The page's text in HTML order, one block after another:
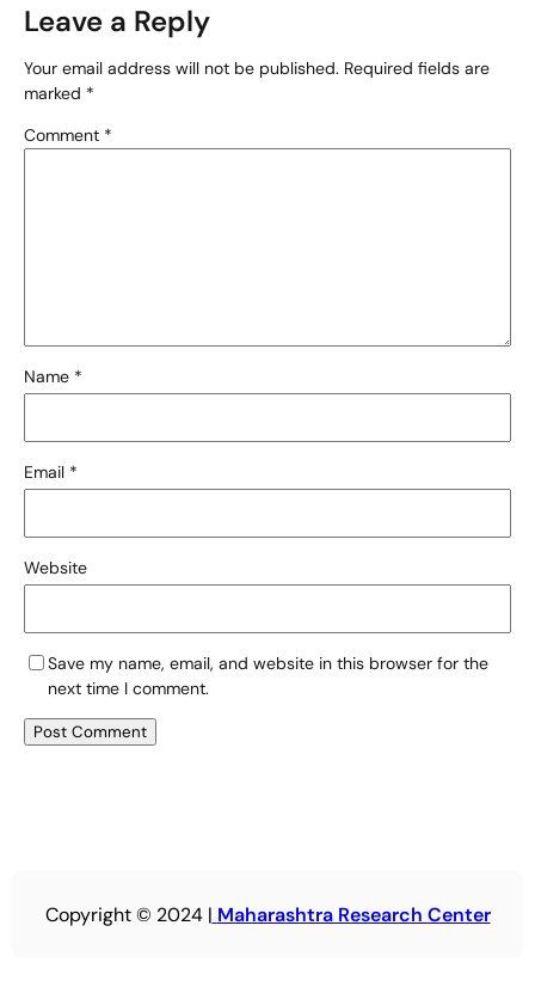
Leave a Reply
Your email address will not be published. Required fields are
marked *
Comment *
Name *
Email *
Website
Save my name, email, and website in this browser for the
next time I comment.
Copyright © 2024 | Maharashtra Research Center